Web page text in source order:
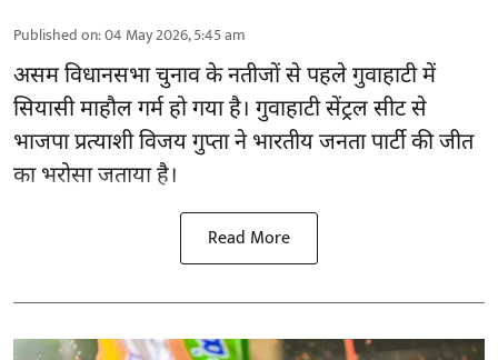
Published on:04 May 2026, 5:45 am
असम विधानसभा चुनाव के नतीजों से पहले गुवाहाटी में
सियासी माहौल गर्म हो गया है। गुवाहाटी सेंट्रल सीट से
भाजपा प्रत्याशी विजय गुप्ता ने भारतीय जनता पार्टी की जीत
का भरोसा जताया है।
Read More